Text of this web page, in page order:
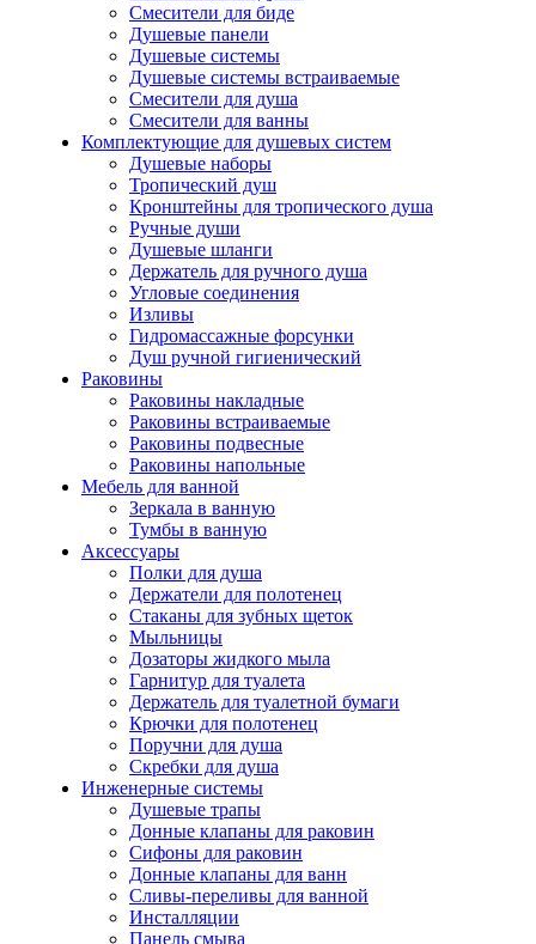
Смесители для биде
Душевые панели
Душевые системы
Душевые системы встраиваемые
Смесители для душа
Смесители для ванны
Комплектующие для душевых систем
Душевые наборы
Тропический душ
Кронштейны для тропического душа
Ручные души
Душевые шланги
Держатель для ручного душа
Угловые соединения
Изливы
Гидромассажные форсунки
Душ ручной гигиенический
Раковины
Раковины накладные
Раковины встраиваемые
Раковины подвесные
Раковины напольные
Мебель для ванной
Зеркала в ванную
Тумбы в ванную
Аксессуары
Полки для душа
Держатели для полотенец
Стаканы для зубных щеток
Мыльницы
Дозаторы жидкого мыла
Гарнитур для туалета
Держатель для туалетной бумаги
Крючки для полотенец
Поручни для душа
Скребки для душа
Инженерные системы
Душевые трапы
Донные клапаны для раковин
Сифоны для раковин
Донные клапаны для ванн
Сливы-переливы для ванной
Инсталляции
Панель смыва